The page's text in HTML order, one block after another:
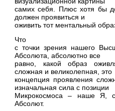
самих себя. Плюс хотя бы
должен проявиться и
оживить тот ментальный
Что
с точки зрения нашего
Абсолюта, абсолютно все
равно, какой образ
сложная и великолепная, это
концепция проявления
изначальная сила с позиции
Микрокосмоса – наше Я,
Абсолют.